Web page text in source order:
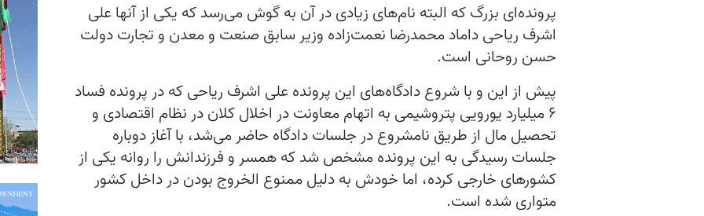
پرونده‌ای بزرگ که البته نام‌های زیادی در آن به گوش می‌رسد که یکی از آنها علی
اشرف ریاحی داماد محمدرضا نعمت‌زاده وزیر سابق صنعت و معدن و تجارت دولت
حسن روحانی است.
پیش از این و با شروع دادگاه‌های این پرونده علی اشرف ریاحی که در پرونده فساد
۶ میلیارد یورویی پتروشیمی به اتهام معاونت در اخلال کلان در نظام اقتصادی و
تحصیل مال از طریق نامشروع در جلسات دادگاه حاضر می‌شد، با آغاز دوباره
جلسات رسیدگی به این پرونده مشخص شد که همسر و فرزندانش را روانه یکی از
کشورهای خارجی کرده، اما خودش به دلیل ممنوع الخروج بودن در داخل کشور
متواری شده است.